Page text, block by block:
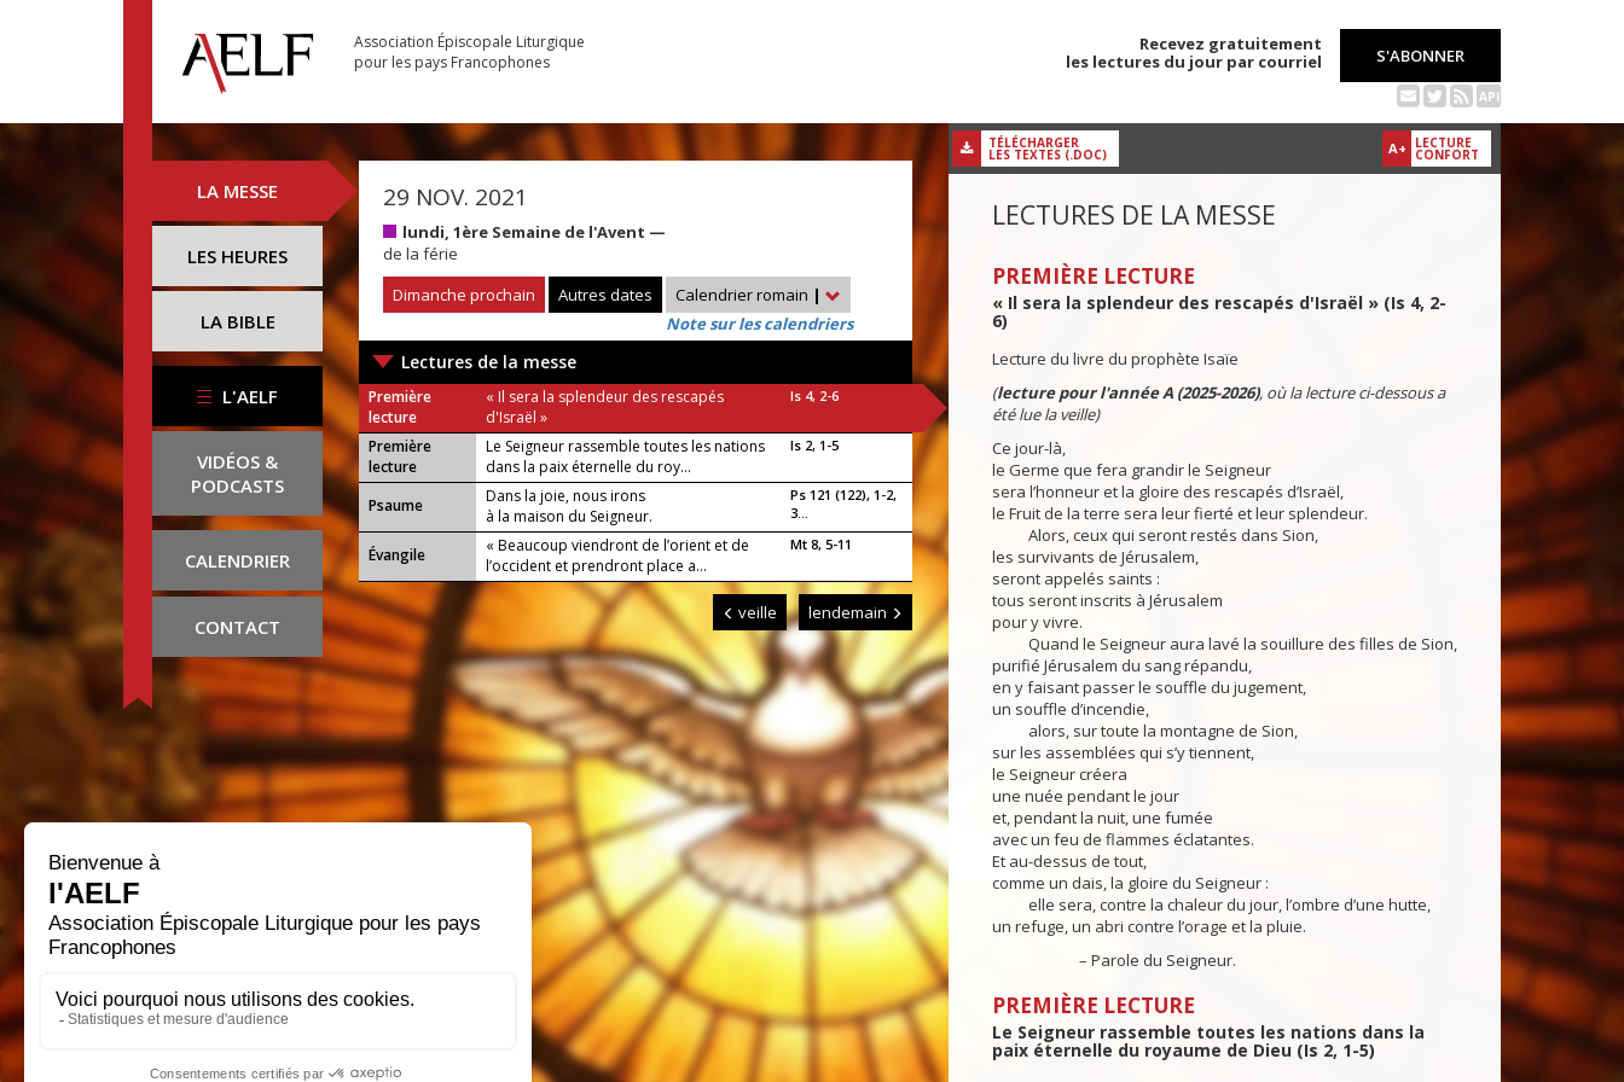
Association Épiscopale Liturgique
pour les pays Francophones
Recevez gratuitement
les lectures du jour par courriel
S'ABONNER
API
LA MESSE
LES HEURES
LA BIBLE
L'AELF
VIDÉOS &
PODCASTS
CALENDRIER
CONTACT
29 NOV. 2021
lundi, 1ère Semaine de l'Avent —
de la férie
Dimanche prochain
Autres dates Calendrier romain |
Note sur les calendriers
Lectures de la messe
Première
lecture
« Il sera la splendeur des rescapés
d'Israël »
Is 4, 2-6
Première
lecture
Le Seigneur rassemble toutes les nations
dans la paix éternelle du roy...
Is 2, 1-5
Psaume
Dans la joie, nous irons
à la maison du Seigneur.
Ps 121 (122), 1-2,
3...
Évangile
« Beaucoup viendront de l’orient et de
l’occident et prendront place a...
Mt 8, 5-11
veille lendemain
A+ LECTURE
CONFORT
TÉLÉCHARGER
LES TEXTES (.DOC)
LECTURES DE LA MESSE
PREMIÈRE LECTURE
« Il sera la splendeur des rescapés d'Israël » (Is 4, 2-
6)
Lecture du livre du prophète Isaïe
(lecture pour l'année A (2025-2026), où la lecture ci-dessous a
été lue la veille)
Ce jour-là,
le Germe que fera grandir le Seigneur
sera l’honneur et la gloire des rescapés d’Israël,
le Fruit de la terre sera leur fierté et leur splendeur.
Alors, ceux qui seront restés dans Sion,
les survivants de Jérusalem,
seront appelés saints :
tous seront inscrits à Jérusalem
pour y vivre.
Quand le Seigneur aura lavé la souillure des filles de Sion,
purifié Jérusalem du sang répandu,
en y faisant passer le souffle du jugement,
un souffle d’incendie,
alors, sur toute la montagne de Sion,
sur les assemblées qui s’y tiennent,
le Seigneur créera
une nuée pendant le jour
et, pendant la nuit, une fumée
avec un feu de flammes éclatantes.
Et au-dessus de tout,
comme un dais, la gloire du Seigneur :
elle sera, contre la chaleur du jour, l’ombre d’une hutte,
un refuge, un abri contre l’orage et la pluie.
– Parole du Seigneur.
PREMIÈRE LECTURE
Le Seigneur rassemble toutes les nations dans la
paix éternelle du royaume de Dieu (Is 2, 1-5)